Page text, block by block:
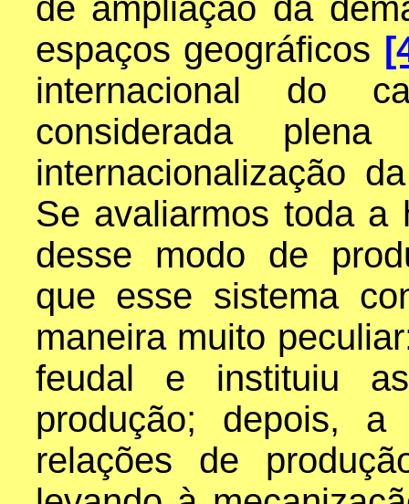
de ampliação da
espaços geográficos
internacional do
considerada
internacionalização
Se avaliarmos toda a
desse modo de
que esse sistema
maneira muito
feudal e instituiu
produção; depois, a
relações de